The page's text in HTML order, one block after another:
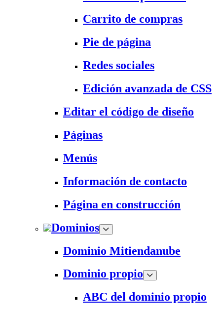
Carrito de compras
Pie de página
Redes sociales
Edición avanzada de CSS
Editar el código de diseño
Páginas
Menús
Información de contacto
Página en construcción
Dominios
Dominio Mitiendanube
Dominio propio
ABC del dominio propio